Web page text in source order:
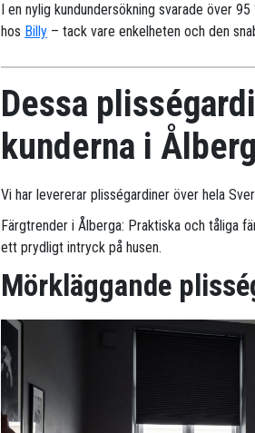
I en nylig kundundersökning svarade över
hos Billy – tack vare enkelheten och den
Dessa
kunderna i
Vi har levererar plisségardiner över hela
Färgtrender i Ålberga: Praktiska och tåliga
ett prydligt intryck på husen.
Mörkläggande